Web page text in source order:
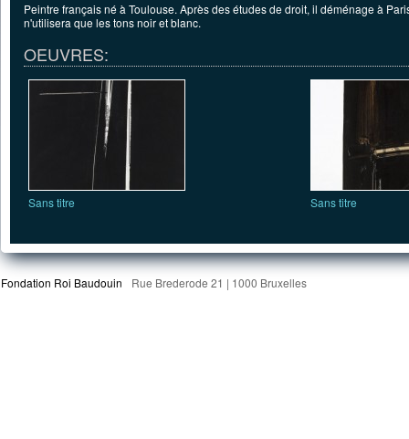
Peintre français né à Toulouse. Après des études de droit, il déménage à
n'utilisera que les tons noir et blanc.
OEUVRES:
Sans titre Sans titre
Fondation Roi Baudouin Rue Brederode 21 | 1000 Bruxelles